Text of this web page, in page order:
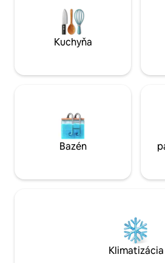
centrálna poloha ✔ Bezplatné
parkovanie v garáži Poloha ✔ vhodná na
prechádzky ✔ Plne vybavená
Novo zrekonštruované ✔ Ideálna
Kuchyňa
Bazén
Klimatizácia